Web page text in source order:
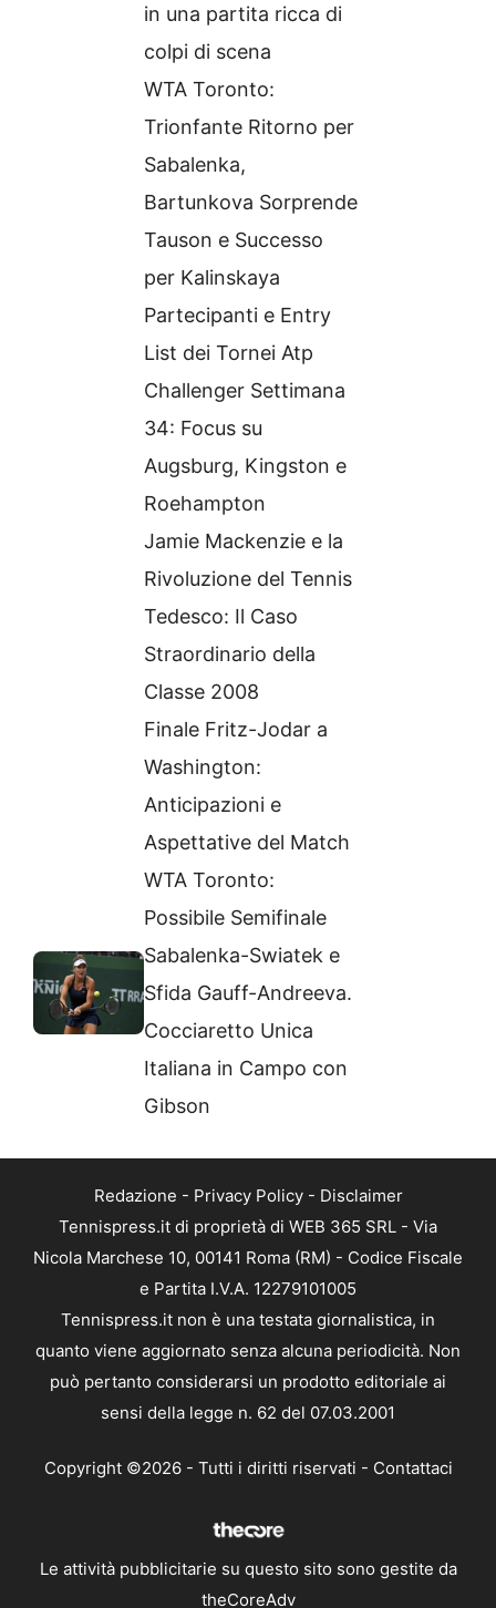
in una partita ricca di
colpi di scena
WTA Toronto:
Trionfante Ritorno per
Sabalenka,
Bartunkova Sorprende
Tauson e Successo
per Kalinskaya
Partecipanti e Entry
List dei Tornei Atp
Challenger Settimana
34: Focus su
Augsburg, Kingston e
Roehampton
Jamie Mackenzie e la
Rivoluzione del Tennis
Tedesco: Il Caso
Straordinario della
Classe 2008
Finale Fritz-Jodar a
Washington:
Anticipazioni e
Aspettative del Match
WTA Toronto:
Possibile Semifinale
Sabalenka-Swiatek e
Sfida Gauff-Andreeva.
Cocciaretto Unica
Italiana in Campo con
Gibson
Redazione - Privacy Policy- Disclaimer
Tennispress.it di proprietà di WEB 365 SRL - Via
Nicola Marchese 10, 00141 Roma (RM) - Codice Fiscale
e Partita I.V.A. 12279101005
Tennispress.it non è una testata giornalistica, in
quanto viene aggiornato senza alcuna periodicità. Non
può pertanto considerarsi un prodotto editoriale ai
sensi della legge n. 62 del 07.03.2001
Copyright ©2026 - Tutti i diritti riservati - Contattaci
Le attività pubblicitarie su questo sito sono gestite da
theCoreAdv